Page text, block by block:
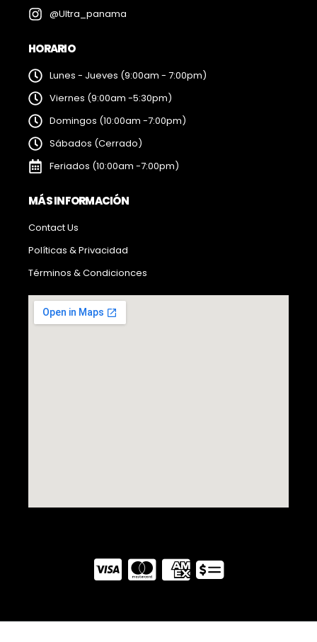
@Ultra_panama
HORARIO
Lunes - Jueves (9:00am - 7:00pm)
Viernes (9:00am -5:30pm)
Domingos (10:00am -7:00pm)
Sábados (Cerrado)
Feriados (10:00am -7:00pm)
MÁS INFORMACIÓN
Contact Us
Políticas & Privacidad
Términos & Condicionces